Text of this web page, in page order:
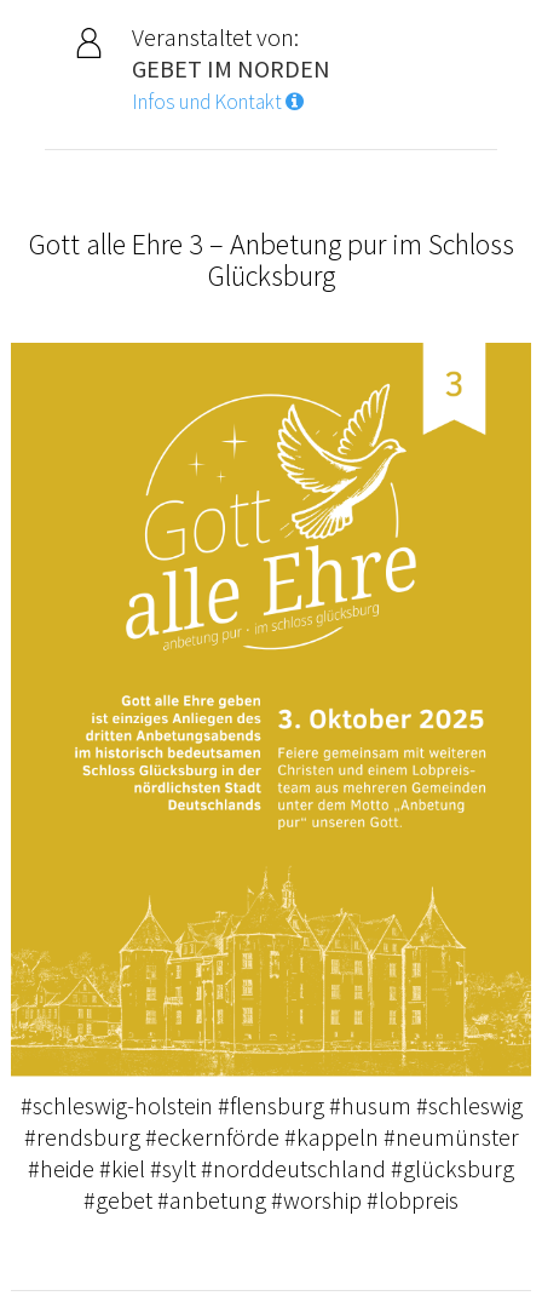
Veranstaltet von:
GEBET IM NORDEN
Infos und Kontakt
Gott alle Ehre 3 – Anbetung pur im Schloss
Glücksburg
#schleswig-holstein #flensburg #husum #schleswig
#rendsburg #eckernförde #kappeln #neumünster
#heide #kiel #sylt #norddeutschland #glücksburg
#gebet #anbetung #worship #lobpreis